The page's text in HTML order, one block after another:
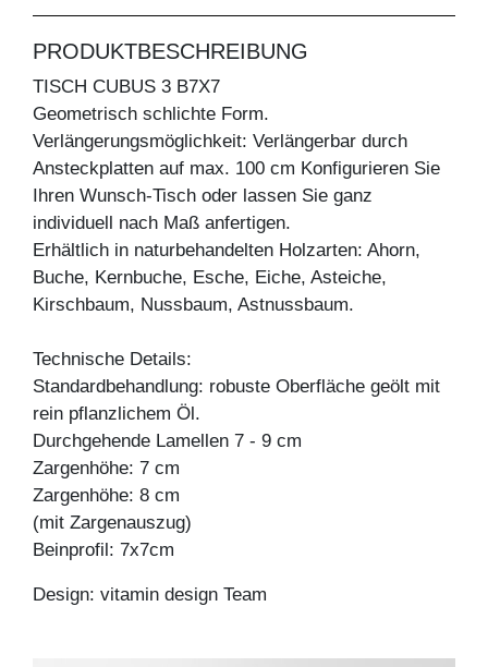
PRODUKTBESCHREIBUNG
TISCH CUBUS 3 B7X7
Geometrisch schlichte Form.
Verlängerungsmöglichkeit: Verlängerbar durch
Ansteckplatten auf max. 100 cm Konfigurieren Sie
Ihren Wunsch-Tisch oder lassen Sie ganz
individuell nach Maß anfertigen.
Erhältlich in naturbehandelten Holzarten: Ahorn,
Buche, Kernbuche, Esche, Eiche, Asteiche,
Kirschbaum, Nussbaum, Astnussbaum.
Technische Details:
Standardbehandlung: robuste Oberfläche geölt mit
rein pflanzlichem Öl.
Durchgehende Lamellen 7 - 9 cm
Zargenhöhe: 7 cm
Zargenhöhe: 8 cm
(mit Zargenauszug)
Beinprofil: 7x7cm
Design: vitamin design Team